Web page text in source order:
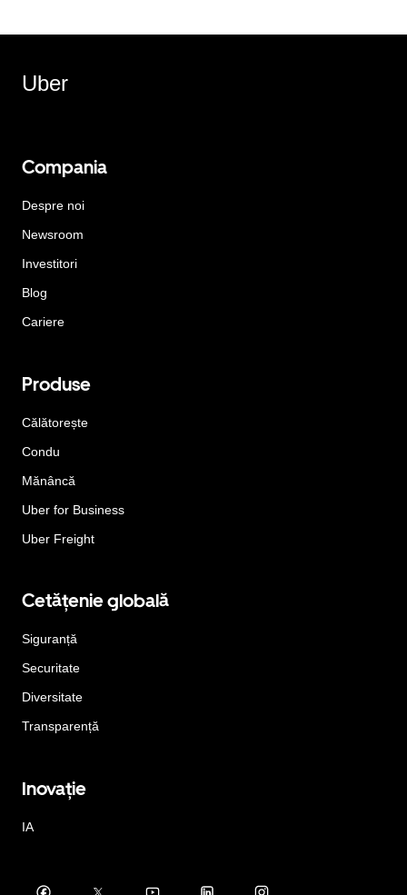
Uber
Compania
Despre noi
Newsroom
Investitori
Blog
Cariere
Produse
Călătorește
Condu
Mănâncă
Uber for Business
Uber Freight
Cetățenie globală
Siguranță
Securitate
Diversitate
Transparență
Inovație
IA